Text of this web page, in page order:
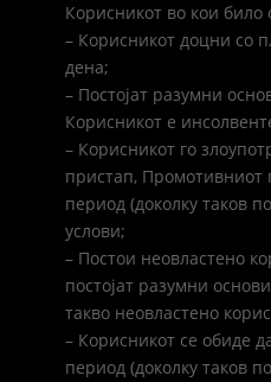
Корисникот во кои било
– Корисникот доцни со
дена;
– Постојат разумни
Корисникот е
– Корисникот го
пристап, Промотивниот
период (доколку таков
услови;
– Постои неовластено
постојат разумни
такво неовластено
– Корисникот се обиде
период (доколку таков